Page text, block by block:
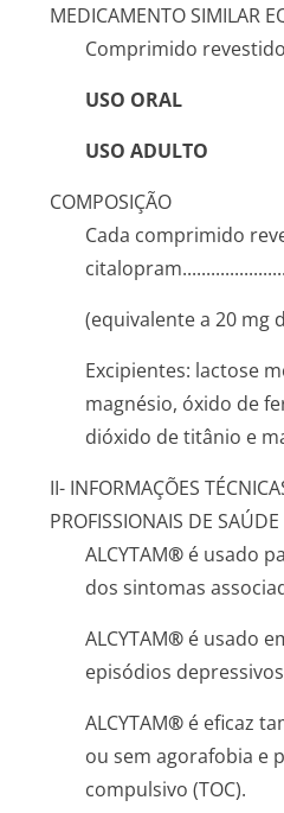
MEDICAMENTO SIMILAR
Comprimido
USO ORAL
USO ADULTO
COMPOSIÇÃO
Cada comprimido
(equivalente a 20 mg
Excipientes: lactose
magnésio, óxido de
dióxido de titânio e
II- INFORMAÇÕES
PROFISSIONAIS DE SAÚDE
ALCYTAM® é usado
dos sintomas
ALCYTAM® é usado
episódios
ALCYTAM® é eficaz
ou sem agorafobia e
compulsivo (TOC).